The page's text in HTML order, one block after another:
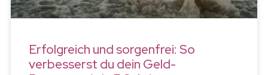
Erfolgreich und sorgenfrei: So
verbesserst du dein Geld-